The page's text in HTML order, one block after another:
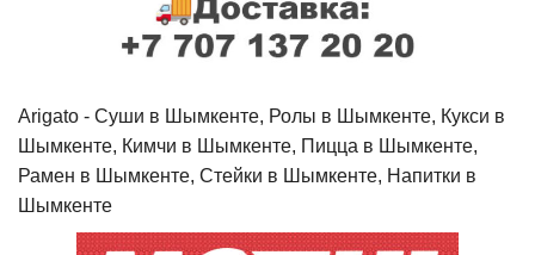
Arigato - Cуши в Шымкенте, Ролы в Шымкенте, Кукси в
Шымкенте, Кимчи в Шымкенте, Пицца в Шымкенте,
Рамен в Шымкенте, Стейки в Шымкенте, Напитки в
Шымкенте